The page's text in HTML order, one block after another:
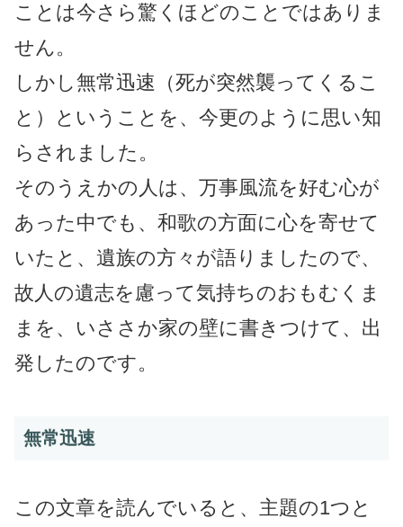
ことは今さら驚くほどのことではありま
せん。
しかし無常迅速（死が突然襲ってくるこ
と）ということを、今更のように思い知
らされました。
そのうえかの人は、万事風流を好む心が
あった中でも、和歌の方面に心を寄せて
いたと、遺族の方々が語りましたので、
故人の遺志を慮って気持ちのおもむくま
まを、いささか家の壁に書きつけて、出
発したのです。
無常迅速
この文章を読んでいると、主題の1つと